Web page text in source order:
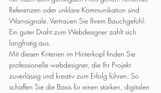
Referenzen oder unklare Kommunikation sind
Warnsignale. Vertrauen Sie Ihrem Bauchgefühl:
Ein guter Draht zum Webdesigner zahlt sich
langfristig aus.
Mit diesen Kriterien im Hinterkopf finden Sie
professionelle webdesigner, die Ihr Projekt
zuverlässig und kreativ zum Erfolg führen. So
schaffen Sie die Basis für einen starken, digitalen